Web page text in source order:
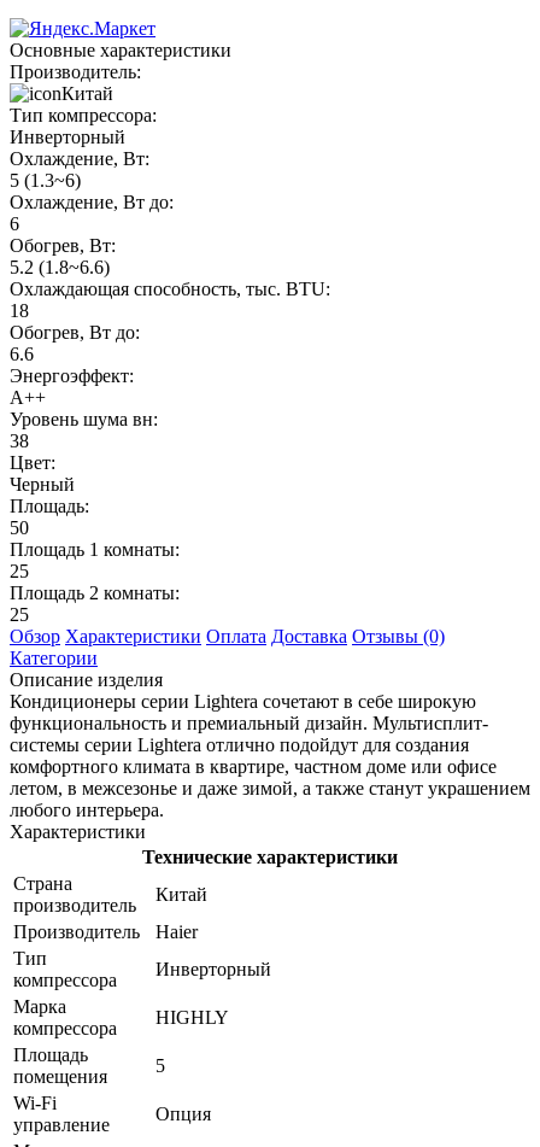
Основные характеристики
Производитель:
Китай
Тип компрессора:
Инверторный
Охлаждение, Вт:
5 (1.3~6)
Охлаждение, Вт до:
6
Обогрев, Вт:
5.2 (1.8~6.6)
Охлаждающая способность, тыс. BTU:
18
Обогрев, Вт до:
6.6
Энергоэффект:
А++
Уровень шума вн:
38
Цвет:
Черный
Площадь:
50
Площадь 1 комнаты:
25
Площадь 2 комнаты:
25
Обзор Характеристики Оплата Доставка Отзывы (0)
Категории
Описание изделия
Кондиционеры серии Lightera сочетают в себе широкую
функциональность и премиальный дизайн. Мультисплит-
системы серии Lightera отлично подойдут для создания
комфортного климата в квартире, частном доме или офисе
летом, в межсезонье и даже зимой, а также станут украшением
любого интерьера.
Характеристики
Технические характеристики
Страна
производитель
Китай
Производитель
Haier
Тип
компрессора
Инверторный
Марка
компрессора
HIGHLY
Площадь
помещения
5
Wi-Fi
управление
Опция